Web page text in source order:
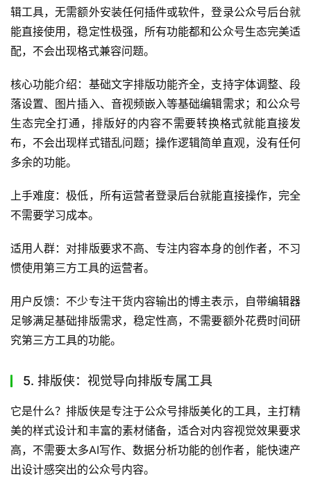
辑工具，无需额外安装任何插件或软件，登录公众号后台就
能直接使用，稳定性极强，所有功能都和公众号生态完美适
配，不会出现格式兼容问题。
核心功能介绍：基础文字排版功能齐全，支持字体调整、段
落设置、图片插入、音视频嵌入等基础编辑需求；和公众号
生态完全打通，排版好的内容不需要转换格式就能直接发
布，不会出现样式错乱问题；操作逻辑简单直观，没有任何
多余的功能。
上手难度：极低，所有运营者登录后台就能直接操作，完全
不需要学习成本。
适用人群：对排版要求不高、专注内容本身的创作者，不习
惯使用第三方工具的运营者。
用户反馈：不少专注干货内容输出的博主表示，自带编辑器
足够满足基础排版需求，稳定性高，不需要额外花费时间研
究第三方工具的功能。
5. 排版侠：视觉导向排版专属工具
它是什么？排版侠是专注于公众号排版美化的工具，主打精
美的样式设计和丰富的素材储备，适合对内容视觉效果要求
高，不需要太多AI写作、数据分析功能的创作者，能快速产
出设计感突出的公众号内容。